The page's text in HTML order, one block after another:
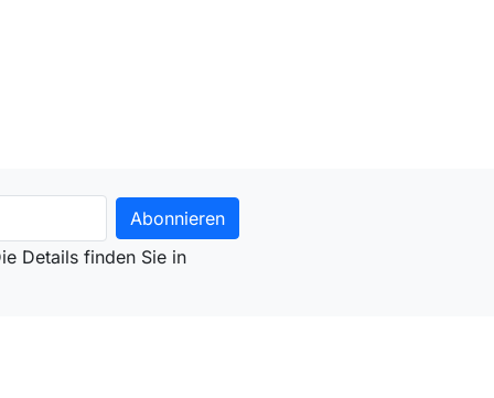
Warenkorb
Details finden Sie in